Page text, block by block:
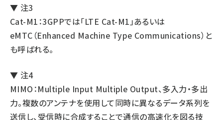
▼ 注3
Cat-M1：3GPPでは「LTE Cat-M1」あるいは
eMTC（Enhanced Machine Type Communications）と
も呼ばれる。
▼ 注4
MIMO：Multiple Input Multiple Output、多入力・多出
力。複数のアンテナを使用して同時に異なるデータ系列を
送信し、受信時に合成することで通信の高速化を図る技